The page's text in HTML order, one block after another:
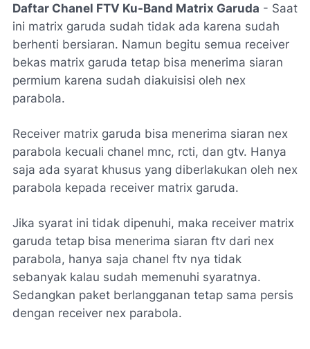
Daftar Chanel FTV Ku-Band Matrix Garuda - Saat
ini matrix garuda sudah tidak ada karena sudah
berhenti bersiaran. Namun begitu semua receiver
bekas matrix garuda tetap bisa menerima siaran
permium karena sudah diakuisisi oleh nex
parabola.
Receiver matrix garuda bisa menerima siaran nex
parabola kecuali chanel mnc, rcti, dan gtv. Hanya
saja ada syarat khusus yang diberlakukan oleh nex
parabola kepada receiver matrix garuda.
Jika syarat ini tidak dipenuhi, maka receiver matrix
garuda tetap bisa menerima siaran ftv dari nex
parabola, hanya saja chanel ftv nya tidak
sebanyak kalau sudah memenuhi syaratnya.
Sedangkan paket berlangganan tetap sama persis
dengan receiver nex parabola.